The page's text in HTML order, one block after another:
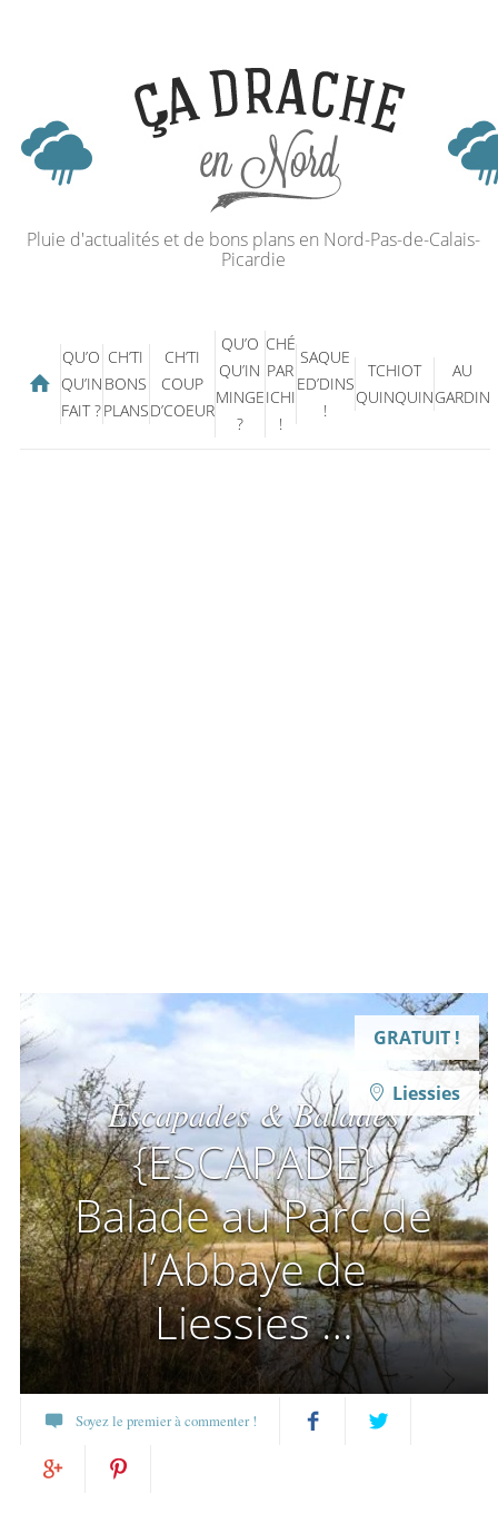
Pluie d'actualités et de bons plans en Nord-Pas-de-Calais-
Picardie
QU’O
QU’IN
FAIT ?
CH’TI
BONS
PLANS
CH’TI
COUP
D’COEUR
QU’O
QU’IN
MINGE
?
CHÉ
PAR
ICHI
!
SAQUE
ED’DINS
!
TCHIOT
QUINQUIN
AU
GARDIN
Escapades & Balades
{ESCAPADE}
Balade au Parc de
l’Abbaye de
Liessies …
GRATUIT !
Liessies
Soyez le premier à commenter !